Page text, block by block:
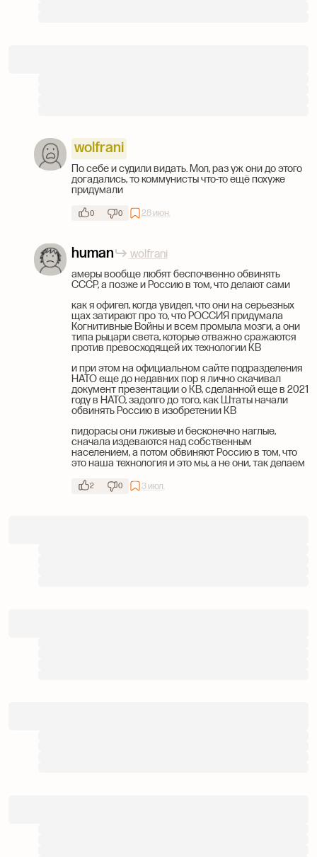
wolfrani
По себе и судили видать. Мол, раз уж они до этого
догадались, то коммунисты что-то ещё похуже
придумали
0 0 28 июн.
human
wolfrani
амеры вообще любят беспочвенно обвинять
СССР, а позже и Россию в том, что делают сами
как я офигел, когда увидел, что они на серьезных
щах затирают про то, что РОССИЯ придумала
Когнитивные Войны и всем промыла мозги, а они
типа рыцари света, которые отважно сражаются
против превосходящей их технологии КВ
и при этом на официальном сайте подразделения
НАТО еще до недавних пор я лично скачивал
документ презентации о КВ, сделанной еще в 2021
году в НАТО, задолго до того, как Штаты начали
обвинять Россию в изобретении КВ
пидорасы они лживые и бесконечно наглые,
сначала издеваются над собственным
населением, а потом обвиняют Россию в том, что
это наша технология и это мы, а не они, так делаем
2 0 3 июл.